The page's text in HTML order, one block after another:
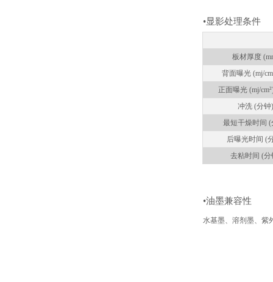
•显影处理条件
板材厚度
背面曝光 (mj/
正面曝光 (mj/
冲洗 (分钟
最短干燥时间
后曝光时间 (
去粘时间 (分
•油墨兼容性
水基墨、溶剂墨、紫